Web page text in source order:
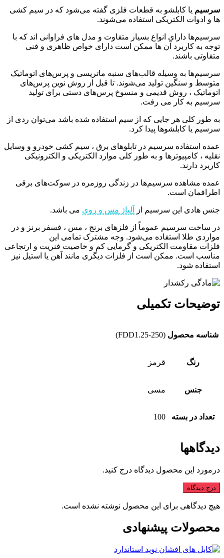
سرسیم یا کابلشو به قطعات فلزی گفته می‌شود که در سیم کشی‌
ها و ادوات الکتریکی استفاده می‌شوند.
سرسیم‌ها دارای انواع بسیار متفاوت و مدل‌ های فراوانی اند که با
توجه به کاربرد آن ها ممکن است دارای خواص ظاهری و فنی
متفاوتی باشند.
سرسیم‌ها به وسیله قالب‌های سنبه ماتریسی و پرس‌های اتوماتیک
متوسط و سنگین تولید می‌شوند. تا قبل از روش نوین پرس‌های
اتوماتیک ، روش قدیمی و منسوخ پرس‌های دستی برای تولید
سرسیم به کار می ‌رفت.
به طور کلی هر جایی که از سیم استفاده شده باشد می‌توان ردی از
سرسیم یا کابلشوها پیدا کرد.
عمده استفاده سرسیم در تابلوهای برق ، سیم کشی خودرو و وسایل
نقلیه ، کامپیوترها و به طور کلی موارد الکتریکی و الکترونیکی
کاربرد دارند.
عمده مشاهده سرسیم‌ها در زندگی روزمره در سوکت‌های برقی
اطرافمان است.
جنس هادی این سرسیم از آلیاژ مس و روی می باشد.
در ساخت سرسیم عموماً از فلزهای برنج ، مس ، فسفر برنز و در
مواردی طلا استفاده می‌شود. وجه مشترک تمامی این
فلزات مقاومت الکتریکی و گرمایی کم و خاصیت فنریت و ارتجاعی
مناسب است. ممکن است از فلزات دیگری مانند آهن یا استیل نیز
استفاده شود.
توضیحات تکمیلی
شناسه محصول (FDD1.25-250)
رنگ قرمز
جنس مسی
تعداد در بسته 100
دیدگاهها
درمورد این محصول دیدگاه درج کنید.
درج دیدگاه
هیچ دیدگاهی برای این محصول نوشته نشده است.
محصولات پیشنهادی